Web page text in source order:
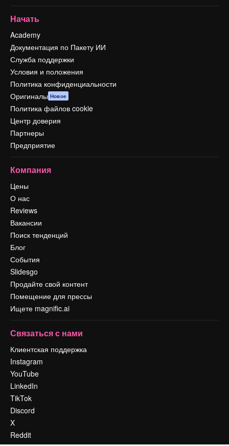
Начать
Academy
Документация по Пакету ИИ
Служба поддержки
Условия и положения
Политика конфиденциальности
Оригиналы Новое
Политика файлов cookie
Центр доверия
Партнеры
Предприятие
Компания
Цены
О нас
Reviews
Вакансии
Поиск тенденций
Блог
События
Slidesgo
Продайте свой контент
Помещение для прессы
Ищете magnific.ai
Связаться с нами
Клиентская поддержка
Instagram
YouTube
LinkedIn
TikTok
Discord
X
Reddit